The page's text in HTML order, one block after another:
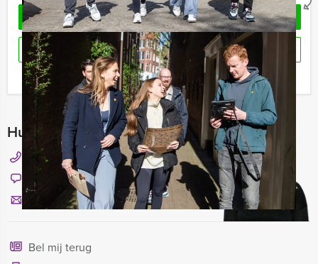
OFFERTE AANVRAGEN
RESERVEREN
Ik heb een vraag over dit uitje
Hulp nodig bij het kiezen?
+32 1 698 01 20
Chat met Nicky
Stuur ons een mailtje
Bel mij terug